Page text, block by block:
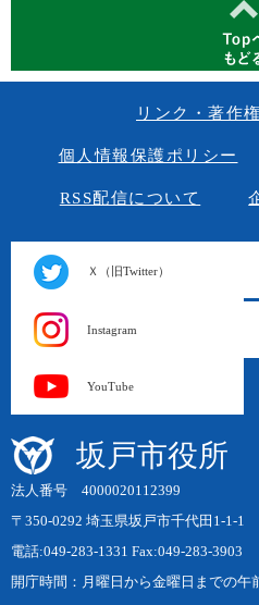
リンク・著作
個人情報保護ポリシー
RSS配信について
Ｘ（旧Twitter）
Instagram
YouTube
坂戸市役所
法人番号 4000020112399
〒350-0292 埼玉県坂戸市千代田1-1-1
電話:049-283-1331 Fax:049-283-3903
開庁時間：月曜日から金曜日までの午